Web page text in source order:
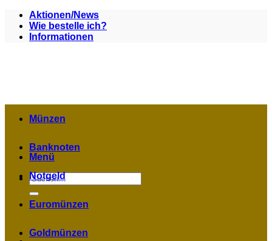
Zum
Inhalt
springen
Aktionen/News
Wie bestelle ich?
Informationen
Menü
Suchen
nach:
Münzen
Banknoten
Notgeld
Euromünzen
Goldmünzen